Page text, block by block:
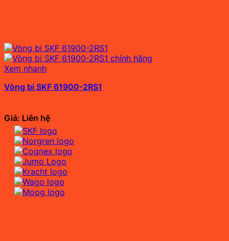
Xem nhanh
Vòng bi SKF 61900-2RS1
Giá: Liên hệ